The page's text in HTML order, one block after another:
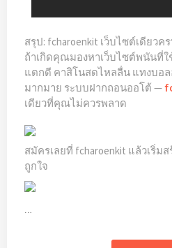
สรุป: fcharoenkit เว็บไซต์เดียว
ถ้าเกิดคุณมองหาเว็บไซต์พนันที่ใ
แตกดี คาสิโนสดไหลลื่น แทงบอ
มากมาย ระบบฝากถอนออโต้ —
เดียวที่คุณไม่ควรพลาด
สมัครเลยที่ fcharoenkit แล้วเริ่
ถูกใจ
…